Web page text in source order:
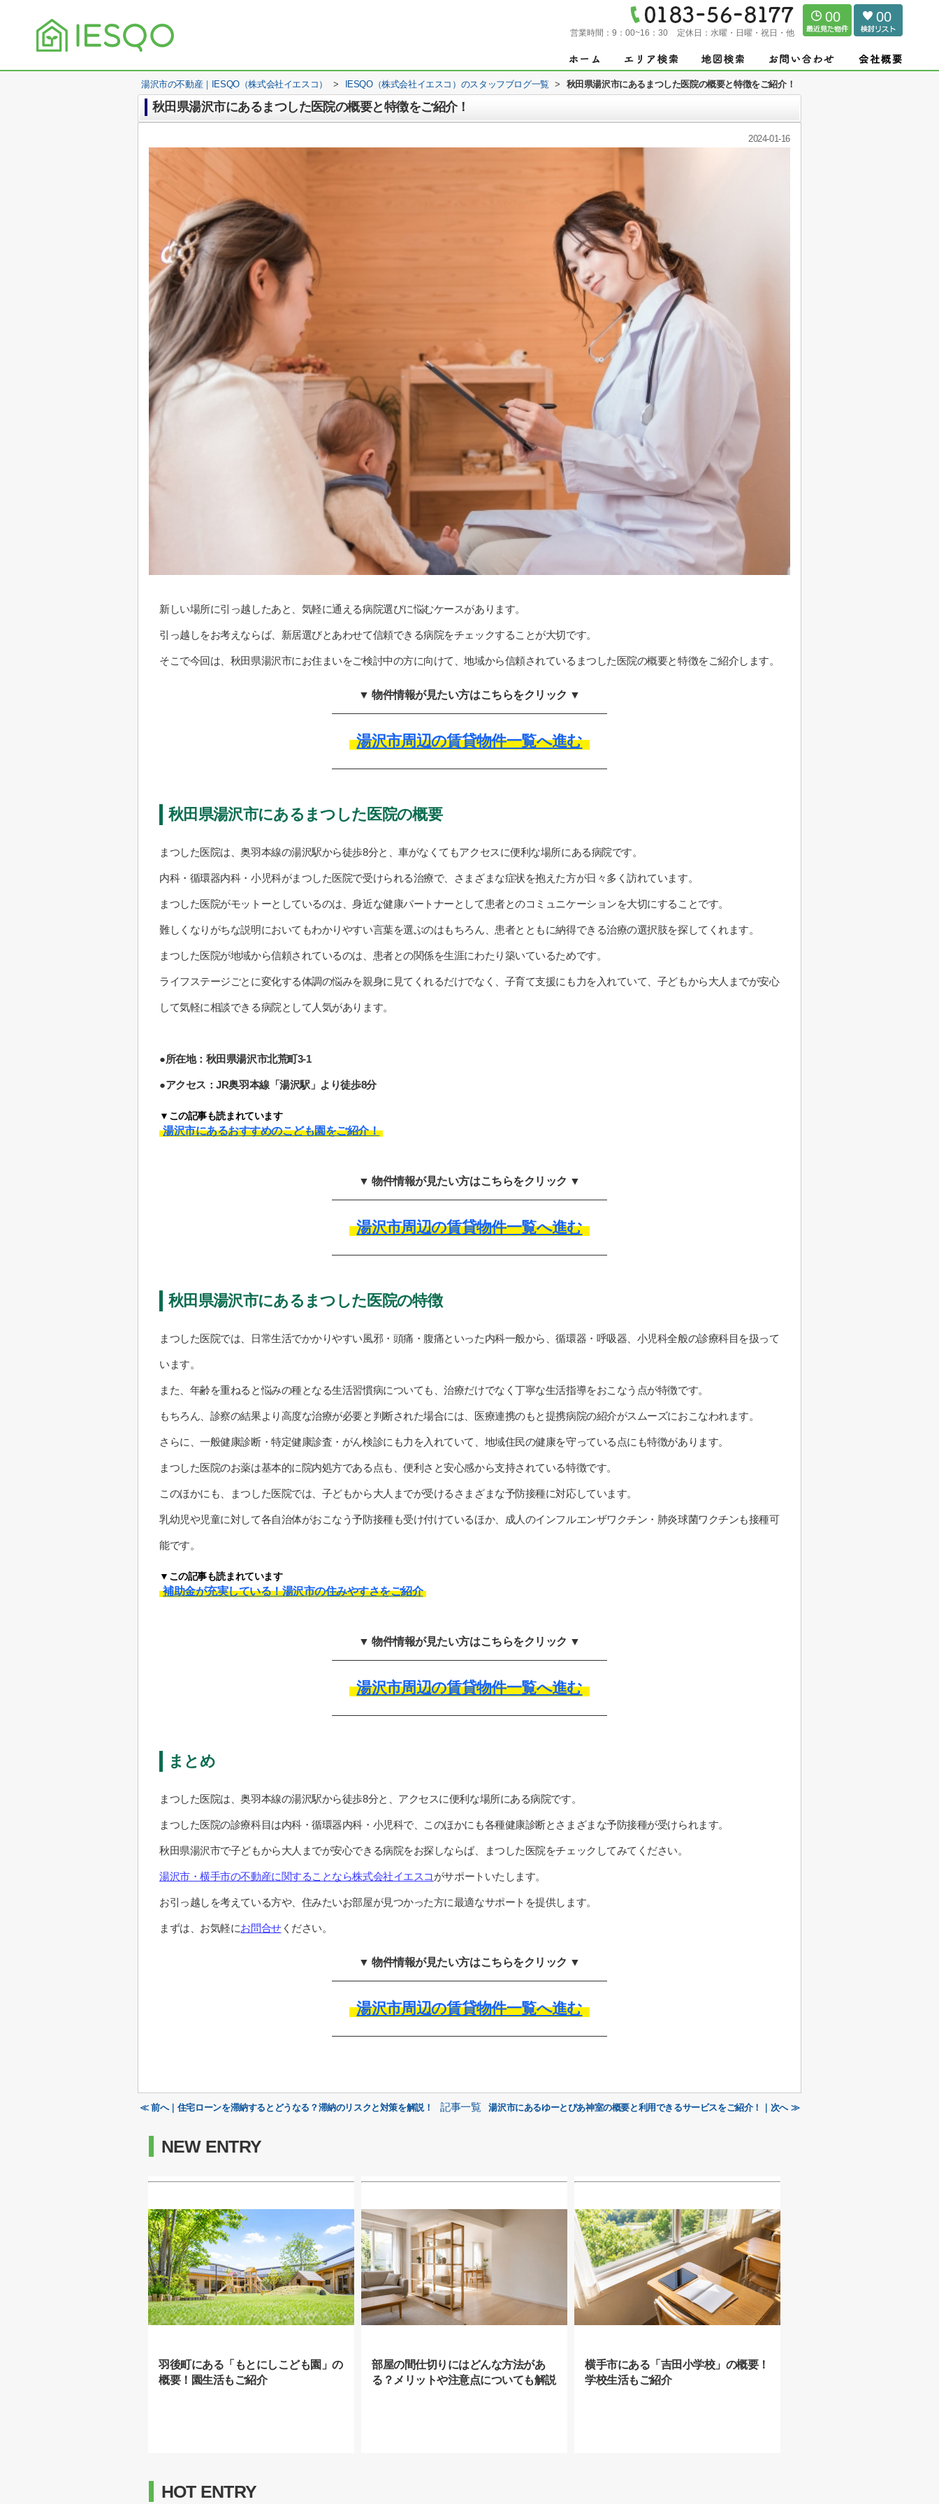
営業時間： 9：00~16：30 定休日： 水曜・日曜・祝日・他
00 00
湯沢市の不動産｜IESQO（株式会社イエスコ） > IESQO（株式会社イエスコ）のスタッフブログ一覧 > 秋田県湯沢市にあるまつした医院の概要と特徴をご紹介！
秋田県湯沢市にあるまつした医院の概要と特徴をご紹介！
2024-01-16
新しい場所に引っ越したあと、気軽に通える病院選びに悩むケースがあります。
引っ越しをお考えならば、新居選びとあわせて信頼できる病院をチェックすることが大切です。
そこで今回は、秋田県湯沢市にお住まいをご検討中の方に向けて、地域から信頼されているまつした医院の概要と特徴をご紹介します。
▼ 物件情報が見たい方はこちらをクリック ▼
湯沢市周辺の賃貸物件一覧へ進む
秋田県湯沢市にあるまつした医院の概要
まつした医院は、奥羽本線の湯沢駅から徒歩8分と、車がなくてもアクセスに便利な場所にある病院です。
内科・循環器内科・小児科がまつした医院で受けられる治療で、さまざまな症状を抱えた方が日々多く訪れています。
まつした医院がモットーとしているのは、身近な健康パートナーとして患者とのコミュニケーションを大切にすることです。
難しくなりがちな説明においてもわかりやすい言葉を選ぶのはもちろん、患者とともに納得できる治療の選択肢を探してくれます。
まつした医院が地域から信頼されているのは、患者との関係を生涯にわたり築いているためです。
ライフステージごとに変化する体調の悩みを親身に見てくれるだけでなく、子育て支援にも力を入れていて、子どもから大人までが安心
して気軽に相談できる病院として人気があります。
●所在地：秋田県湯沢市北荒町3-1
●アクセス：JR奥羽本線「湯沢駅」より徒歩8分
▼この記事も読まれています
湯沢市にあるおすすめのこども園をご紹介！
▼ 物件情報が見たい方はこちらをクリック ▼
湯沢市周辺の賃貸物件一覧へ進む
秋田県湯沢市にあるまつした医院の特徴
まつした医院では、日常生活でかかりやすい風邪・頭痛・腹痛といった内科一般から、循環器・呼吸器、小児科全般の診療科目を扱って
います。
また、年齢を重ねると悩みの種となる生活習慣病についても、治療だけでなく丁寧な生活指導をおこなう点が特徴です。
もちろん、診察の結果より高度な治療が必要と判断された場合には、医療連携のもと提携病院の紹介がスムーズにおこなわれます。
さらに、一般健康診断・特定健康診査・がん検診にも力を入れていて、地域住民の健康を守っている点にも特徴があります。
まつした医院のお薬は基本的に院内処方である点も、便利さと安心感から支持されている特徴です。
このほかにも、まつした医院では、子どもから大人までが受けるさまざまな予防接種に対応しています。
乳幼児や児童に対して各自治体がおこなう予防接種も受け付けているほか、成人のインフルエンザワクチン・肺炎球菌ワクチンも接種可
能です。
▼この記事も読まれています
補助金が充実している！湯沢市の住みやすさをご紹介
▼ 物件情報が見たい方はこちらをクリック ▼
湯沢市周辺の賃貸物件一覧へ進む
まとめ
まつした医院は、奥羽本線の湯沢駅から徒歩8分と、アクセスに便利な場所にある病院です。
まつした医院の診療科目は内科・循環器内科・小児科で、このほかにも各種健康診断とさまざまな予防接種が受けられます。
秋田県湯沢市で子どもから大人までが安心できる病院をお探しならば、まつした医院をチェックしてみてください。
湯沢市・横手市の不動産に関することなら株式会社イエスコ がサポートいたします。
お引っ越しを考えている方や、住みたいお部屋が見つかった方に最適なサポートを提供します。
まずは、お気軽にお問合せください。
▼ 物件情報が見たい方はこちらをクリック ▼
湯沢市周辺の賃貸物件一覧へ進む
≪ 前へ｜住宅ローンを滞納するとどうなる？滞納のリスクと対策を解説！ 記事一覧 湯沢市にあるゆーとぴあ神室の概要と利用できるサービスをご紹介！｜次へ ≫
NEW ENTRY
羽後町にある「もとにしこども園」の
概要！園生活もご紹介
部屋の間仕切りにはどんな方法があ
る？メリットや注意点についても解説
横手市にある「吉田小学校」の概要！
学校生活もご紹介
HOT ENTRY